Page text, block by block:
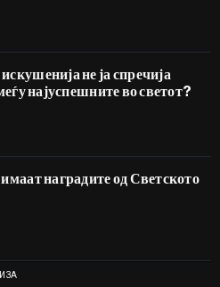
не ја спречија
најуспешните во светот?
наградите од Светското